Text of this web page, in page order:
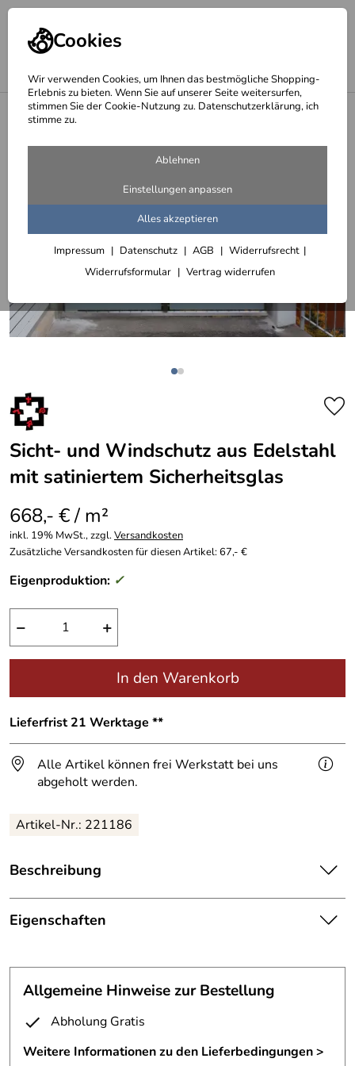
Cookies
Wir verwenden Cookies, um Ihnen das bestmögliche Shopping-
Erlebnis zu bieten. Wenn Sie auf unserer Seite weitersurfen,
stimmen Sie der Cookie-Nutzung zu. Datenschutzerklärung, ich
stimme zu.
Ablehnen
Einstellungen anpassen
Alles akzeptieren
Impressum Datenschutz AGB
Widerrufsrecht
Widerrufsformular
Vertrag widerrufen
Wind- und Sichtschutz mit Glas oder Acrylglas
Sicht- und Windschutz aus Edelstahl
mit satiniertem Sicherheitsglas
668,- € / m²
inkl. 19% MwSt., zzgl.Versandkosten
Zusätzliche Versandkosten für diesen Artikel: 67,- €
Eigenproduktion: ✓
− +
In den Warenkorb
Lieferfrist 21 Werktage **
Alle Artikel können frei Werkstatt bei uns
abgeholt werden.
Artikel-Nr.: 221186
Beschreibung
Windschutz und Sichtschutz in Einzelfertigung.
bestehend aus 3 Edelstahlpfosten aus V2A ; 1.4301
oben auf bauseitige Fundamente,
2 Pfosten ca. 1600mm hoch, 1 Pfosten ca.1250mm hoch,
Eigenschaften
Anmerkung:
gegen Mehrkosten kann die
Scheibe auch gerundet werden.
Befestigung:
von oben
Allgemeine Hinweise zur Bestellung
Abholung Gratis
Weitere Informationen zu den Lieferbedingungen >